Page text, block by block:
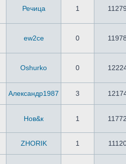
Речица 1
ew2ce 0
Oshurko 0
Александр1987 3
Нов&к 1
ZHORIK 1